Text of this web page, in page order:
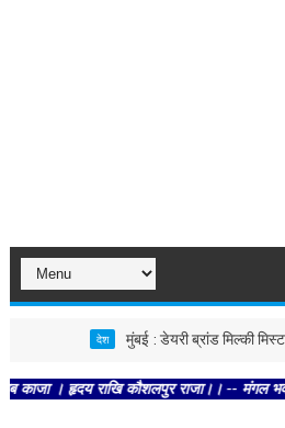
मुंबई : डेयरी ब्रांड मिल्की मिस्ट
। हृदय राखि कौशलपुर राजा।। -- मंगल भवन